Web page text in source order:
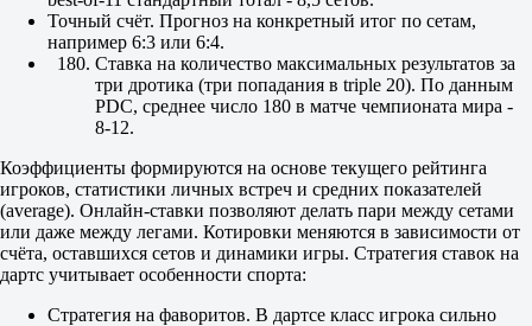
Точный счёт. Прогноз на конкретный итог по сетам,
например 6:3 или 6:4.
Ставка на количество максимальных результатов за
три дротика (три попадания в triple 20). По данным
PDC, среднее число 180 в матче чемпионата мира -
8-12.
Коэффициенты формируются на основе текущего рейтинга
игроков, статистики личных встреч и средних показателей
(average). Онлайн-ставки позволяют делать пари между сетами
или даже между легами. Котировки меняются в зависимости от
счёта, оставшихся сетов и динамики игры. Стратегия ставок на
дартс учитывает особенности спорта:
Стратегия на фаворитов. В дартсе класс игрока сильно